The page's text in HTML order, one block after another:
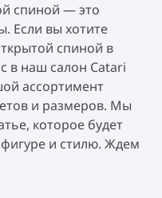
спиной — это
Если вы хотите
спиной в
в наш салон Catari
ассортимент
и размеров. Мы
которое будет
и стилю. Ждем